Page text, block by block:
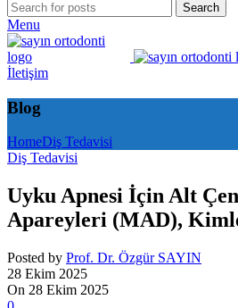
Search
Menu
İletişim
Blog
HomeDiş Tedavisi
Diş Tedavisi
Uyku Apnesi İçin Alt
Apareyleri (MAD),
Posted by Prof. Dr. Özgür SAYIN
28 Ekim 2025
On 28 Ekim 2025